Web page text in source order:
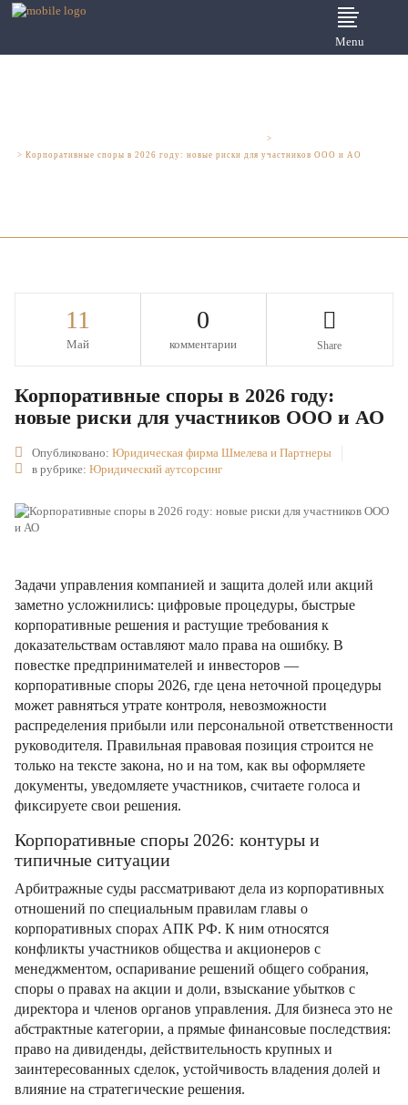
Menu
>
> Корпоративные споры в 2026 году: новые риски для участников ООО и АО
11
Май
0
комментарии Share
Корпоративные споры в 2026 году:
новые риски для участников ООО и АО
Опубликовано: Юридическая фирма Шмелева и Партнеры
в рубрике: Юридический аутсорсинг
Задачи управления компанией и защита долей или акций
заметно усложнились: цифровые процедуры, быстрые
корпоративные решения и растущие требования к
доказательствам оставляют мало права на ошибку. В
повестке предпринимателей и инвесторов —
корпоративные споры 2026, где цена неточной процедуры
может равняться утрате контроля, невозможности
распределения прибыли или персональной ответственности
руководителя. Правильная правовая позиция строится не
только на тексте закона, но и на том, как вы оформляете
документы, уведомляете участников, считаете голоса и
фиксируете свои решения.
Корпоративные споры 2026: контуры и
типичные ситуации
Арбитражные суды рассматривают дела из корпоративных
отношений по специальным правилам главы о
корпоративных спорах АПК РФ. К ним относятся
конфликты участников общества и акционеров с
менеджментом, оспаривание решений общего собрания,
споры о правах на акции и доли, взыскание убытков с
директора и членов органов управления. Для бизнеса это не
абстрактные категории, а прямые финансовые последствия:
право на дивиденды, действительность крупных и
заинтересованных сделок, устойчивость владения долей и
влияние на стратегические решения.